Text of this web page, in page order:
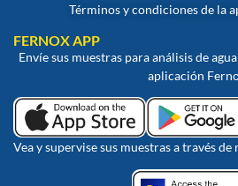
Términos y condiciones de la
FERNOX APP
Envíe sus muestras para análisis de
aplicación
Vea y supervise sus muestras a través